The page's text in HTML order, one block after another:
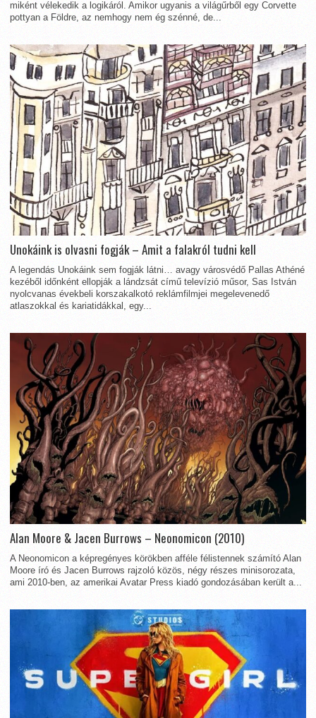
miként vélekedik a logikáról. Amikor ugyanis a világűrből egy Corvette
pottyan a Földre, az nemhogy nem ég szénné, de...
Unokáink is olvasni fogják – Amit a falakról tudni kell
A legendás Unokáink sem fogják látni… avagy városvédő Pallas Athéné
kezéből időnként ellopják a lándzsát című televízió műsor, Sas István
nyolcvanas évekbeli korszakalkotó reklámfilmjei megelevenedő
atlaszokkal és kariatidákkal, egy...
Alan Moore & Jacen Burrows – Neonomicon (2010)
A Neonomicon a képregényes körökben afféle félistennek számító Alan
Moore író és Jacen Burrows rajzoló közös, négy részes minisorozata,
ami 2010-ben, az amerikai Avatar Press kiadó gondozásában került a...